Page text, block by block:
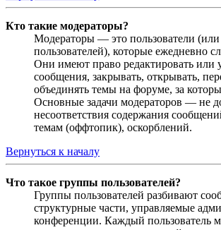
Кто такие модераторы?
Модераторы — это пользователи
пользователей), которые ежедневно
Они имеют право редактировать или
сообщения, закрывать, открывать,
объединять темы на форуме, за
Основные задачи модераторов — не
несоответствия содержания
темам (оффтопик), оскорблений.
Вернуться к началу
Что такое группы пользователей?
Группы пользователей разбивают
структурные части, управляемые
конференции. Каждый пользователь